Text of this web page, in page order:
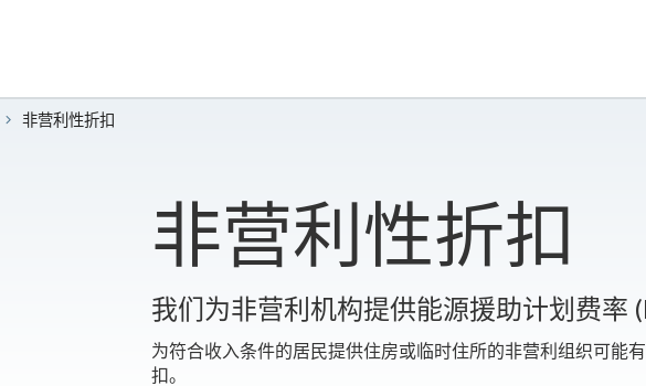
非营利性折扣
非营利性折扣
我们为非营利机构提供能源援助计划费率
为符合收入条件的居民提供住房或临时住所的非营利组织可能
扣。